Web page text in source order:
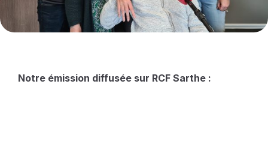
Notre émission diffusée sur RCF Sarthe :